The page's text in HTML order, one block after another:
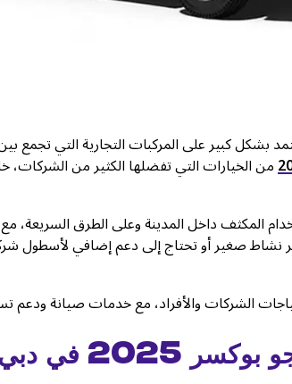
كبير على المركبات التجارية التي تجمع بين
من الخيارات التي تفضلها الكثير من
المكثف داخل المدينة وعلى الطرق السريعة،
نشاط صغير أو تحتاج إلى دعم إضافي لأسطول
الشركات والأفراد، مع خدمات صيانة ودعم
في دبي؟